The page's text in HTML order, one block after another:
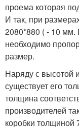
проема которая
И так, при
2080*880 ( - 10
необходимо
размер.
Наряду с высотой
существует его
толщина
производителей
коробки толщиной